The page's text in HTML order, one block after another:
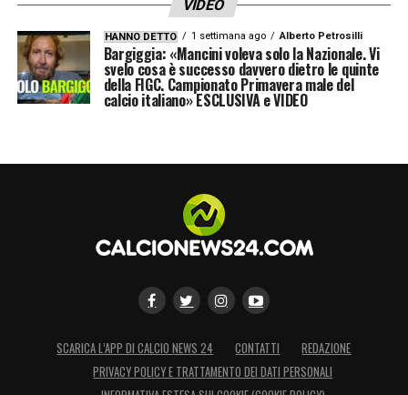
VIDEO
HANNO DETTO 1 settimana ago Alberto Petrosilli
Bargiggia: «Mancini voleva solo la Nazionale. Vi
svelo cosa è successo davvero dietro le quinte
della FIGC. Campionato Primavera male del
calcio italiano» ESCLUSIVA e VIDEO
SCARICA L’APP DI CALCIO NEWS 24 CONTATTI
REDAZIONE
PRIVACY POLICY E TRATTAMENTO DEI DATI PERSONALI